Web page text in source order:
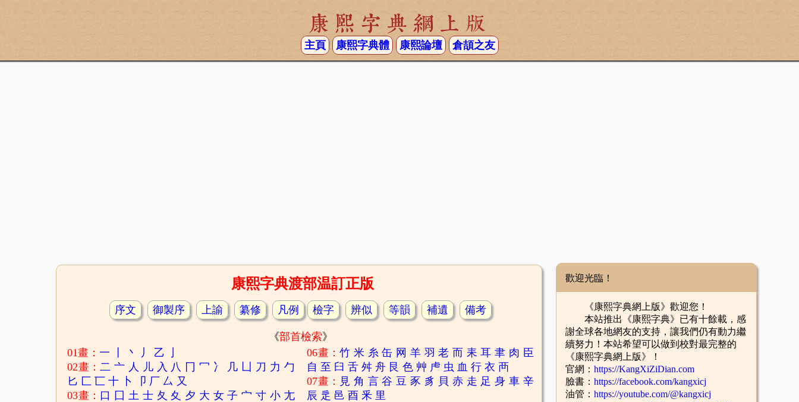
康熙字典網上版
主頁 康熙字典體 康熙論壇 倉頡之友
康熙字典渡部温訂正版
序文 御製序 上諭 纂修 凡例 檢字 辨似 等韻 補遺 備考
《部首檢索》
01畫：一 丶 丿 乙
02畫：二 亠 人 儿 入 八 冂 冖 冫 几 凵 刀 力 勹
匕 匚 匸 十 卜 卩 厂 厶 又
03畫： 口 囗 土 士 夂 夊 夕 大 女 子 宀 寸 小 尢
06畫：竹 米 糸 缶 网 羊 羽 老 而 耒 耳 聿 肉 臣
自 至 臼 舌 舛 舟 艮 色 艸 虍 虫 血 行 衣 襾
07畫： 見 角 言 谷 豆 豕 豸 貝 赤 走 足 身 車 辛
辰 辵 邑 酉 釆 里
歡迎光臨！
《康熙字典網上版》歡迎您！
本站推出《康熙字典》已有十餘載，感
謝全球各地網友的支持，讓我們仍有動力繼
續努力！本站希望可以做到校對最完整的
《康熙字典網上版》！
官網： https://KangXiZiDian.com
臉書： https://facebook.com/kangxicj
油管： https://youtube.com/@kangxicj